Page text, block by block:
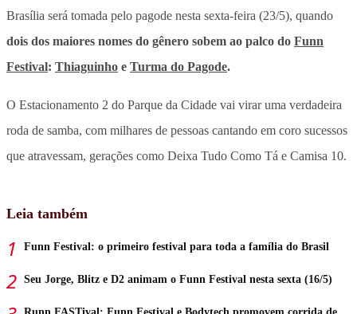
Brasília será tomada pelo pagode nesta sexta-feira (23/5), quando
dois dos maiores nomes do gênero sobem ao palco do Funn
Festival: Thiaguinho e Turma do Pagode.
O Estacionamento 2 do Parque da Cidade vai virar uma verdadeira
roda de samba, com milhares de pessoas cantando em coro sucessos
que atravessam, gerações como Deixa Tudo Como Tá e Camisa 10.
Leia também
Funn Festival: o primeiro festival para toda a família do Brasil
Seu Jorge, Blitz e D2 animam o Funn Festival nesta sexta (16/5)